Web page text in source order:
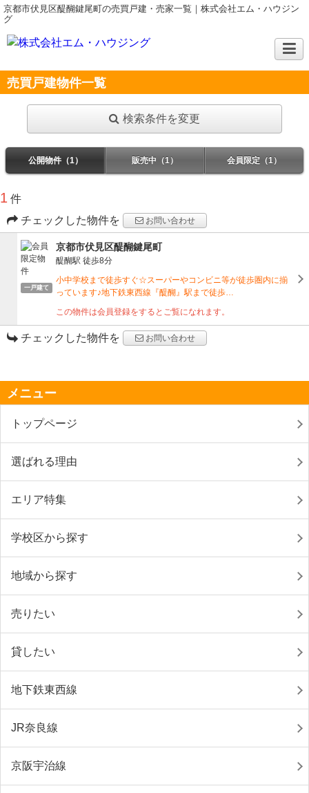
京都市伏見区醍醐鍵尾町の売買戸建・売家一覧｜株式会社エム・ハウジン
グ
売買戸建物件一覧
検索条件を変更
公開物件（1） 販売中（1） 会員限定（1）
1 件
チェックした物件を
お問い合わせ
一戸建て
京都市伏見区醍醐鍵尾町
醍醐駅 徒歩8分
小中学校まで徒歩すぐ☆スーパーやコンビニ等が徒歩圏内に揃
っています♪地下鉄東西線『醍醐』駅まで徒歩…
この物件は会員登録をするとご覧になれます。
チェックした物件を お問い合わせ
メニュー
トップページ
選ばれる理由
エリア特集
学校区から探す
地域から探す
売りたい
貸したい
地下鉄東西線
JR奈良線
京阪宇治線